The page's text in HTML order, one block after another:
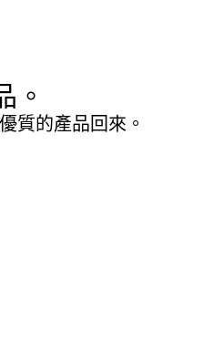
。
質的產品回來。